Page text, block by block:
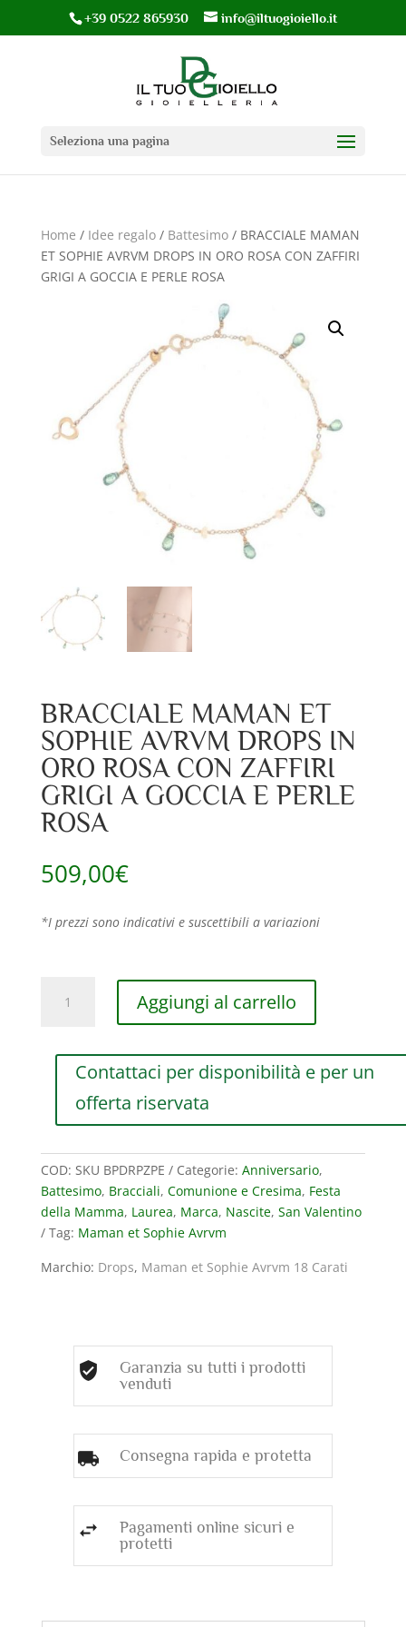
+39 0522 865930 info@iltuogioiello.it
Seleziona una pagina
Home / Idee regalo/ Battesimo/ BRACCIALE MAMAN
ET SOPHIE AVRVM DROPS IN ORO ROSA CON ZAFFIRI
GRIGI A GOCCIA E PERLE ROSA
BRACCIALE MAMAN ET
SOPHIE AVRVM DROPS IN
ORO ROSA CON ZAFFIRI
GRIGI A GOCCIA E PERLE
ROSA
509,00€
*I prezzi sono indicativi e suscettibili a variazioni
MAMAN
AVRVM
ROSA
CON
ZAFFIRI
GRIGI
A
GOCCIA
quantità
Aggiungi al carrello
Contattaci per disponibilità e per un
offerta riservata
COD: SKU BPDRPZPE Categorie: Anniversario,
Battesimo, Bracciali, Comunione e Cresima, Festa
della Mamma, Laurea, Marca, Nascite, San Valentino
Tag: Maman et Sophie Avrvm
Marchio: Drops, Maman et Sophie Avrvm 18 Carati
Garanzia su tutti i prodotti
venduti
Consegna rapida e protetta
Pagamenti online sicuri e
protetti